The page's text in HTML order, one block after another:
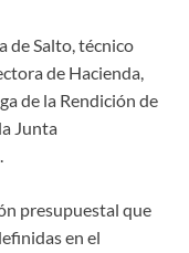
de Salto, técnico
de Hacienda,
de la Rendición de
Junta
presupuestal que
en el